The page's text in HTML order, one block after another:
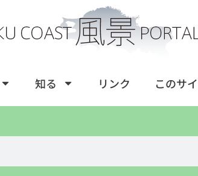
知る リンク このサ